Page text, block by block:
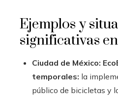
Ejemplos y
significativas
Ciudad de México:
temporales: la
público de bicicletas y